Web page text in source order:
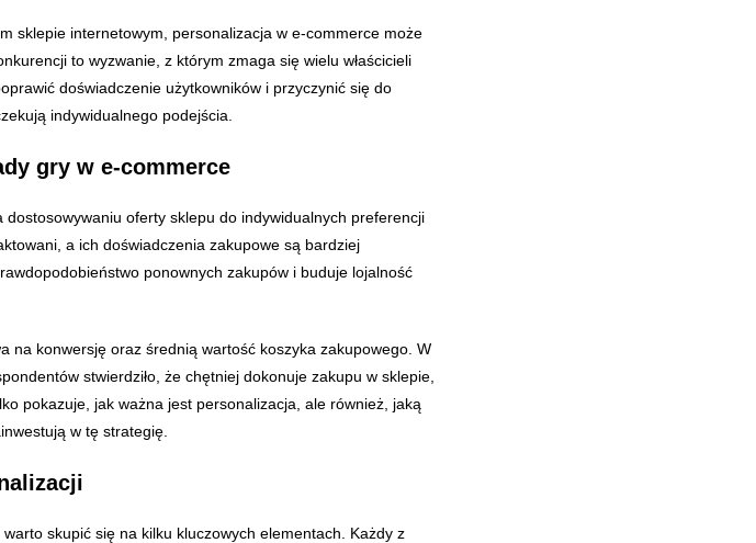
sklepie internetowym, personalizacja w e-commerce może
to wyzwanie, z którym zmaga się wielu właścicieli
doświadczenie użytkowników i przyczynić się do
indywidualnego podejścia.
gry w e-commerce
oferty sklepu do indywidualnych preferencji
a ich doświadczenia zakupowe są bardziej
ponownych zakupów i buduje lojalność
na konwersję oraz średnią wartość koszyka zakupowego. W
stwierdziło, że chętniej dokonuje zakupu w sklepie,
pokazuje, jak ważna jest personalizacja, ale również, jaką
w tę strategię.
skupić się na kilku kluczowych elementach. Każdy z